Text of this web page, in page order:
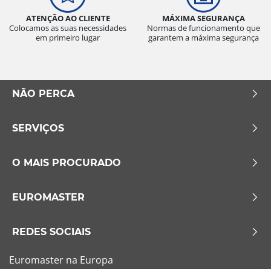
ATENÇÃO AO CLIENTE
Colocamos as suas necessidades
em primeiro lugar
MÁXIMA SEGURANÇA
Normas de funcionamento que
garantem a máxima segurança
NÃO PERCA
SERVIÇOS
O MAIS PROCURADO
EUROMASTER
REDES SOCIAIS
Euromaster na Europa